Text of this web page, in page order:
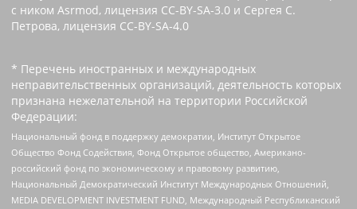
с ником Asrmod, лицензия CC-BY-SA-3.0 и Сергея С.
Петрова, лицензия CC-BY-SA-4.0
* Перечень иностранных и международных
неправительственных организаций, деятельность которых
признана нежелательной на территории Российской
Федерации:
Национальный фонд в поддержку демократии, Институт Открытое
Общество Фонд Содействия, Фонд Открытое общество, Американо-
российский фонд по экономическому и правовому развитию,
Национальный Демократический Институт Международных Отношений,
MEDIA DEVELOPMENT INVESTMENT FUND, Международный Республиканский